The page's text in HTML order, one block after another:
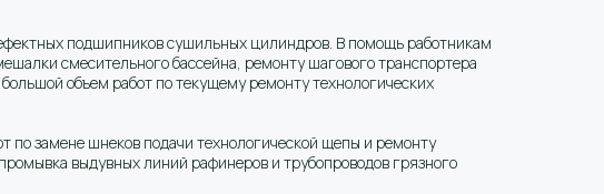
подшипников сушильных цилиндров. В помощь работникам
смесительного бассейна, ремонту шагового транспортера
объем работ по текущему ремонту технологических
замене шнеков подачи технологической щепы и ремонту
выдувных линий рафинеров и трубопроводов грязного